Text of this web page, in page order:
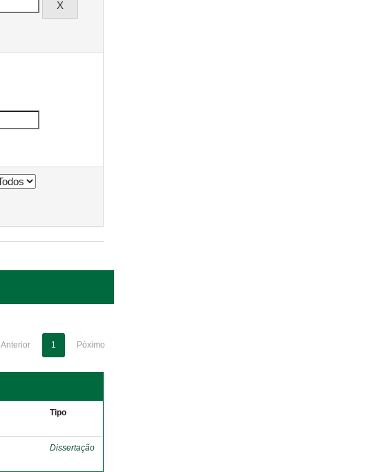
Anterior 1 Póximo
Tipo
Dissertação